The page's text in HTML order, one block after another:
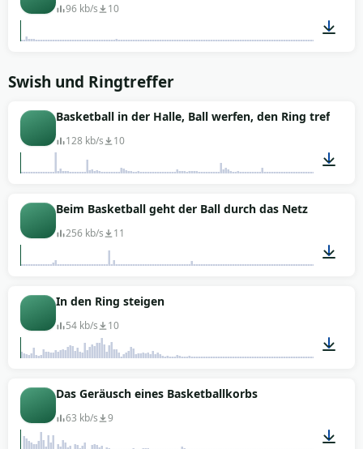
96 kb/s 10
Swish und Ringtreffer
Basketball in der Halle, Ball werfen, den Ring treffen
128 kb/s 10
Beim Basketball geht der Ball durch das Netz
256 kb/s 11
In den Ring steigen
54 kb/s 10
Das Geräusch eines Basketballkorbs
63 kb/s 9